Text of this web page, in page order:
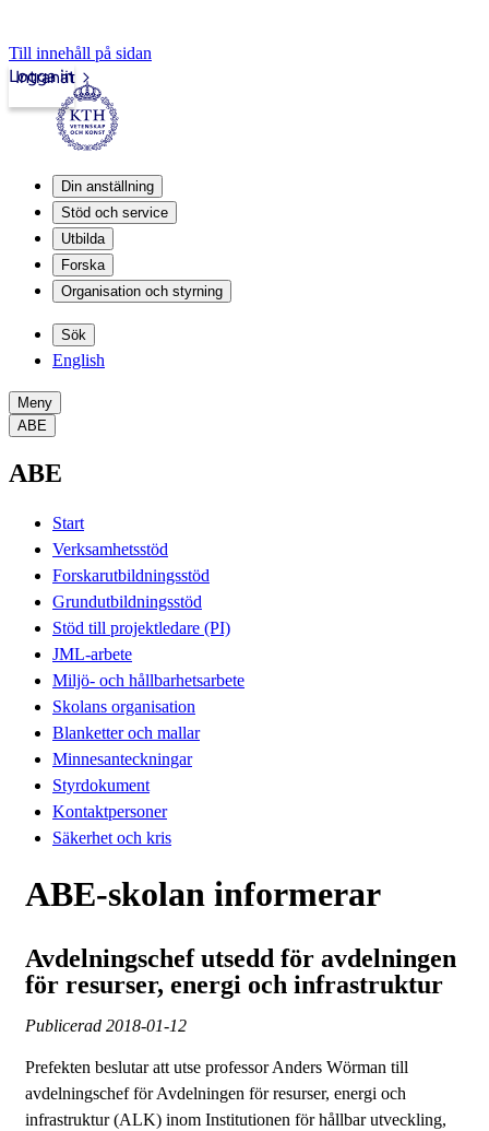
Till innehåll på sidan
Intranät
Logga in
Din anställning
Stöd och service
Utbilda
Forska
Organisation och styrning
Sök
English
Meny
ABE
ABE
Start
Verksamhetsstöd
Forskarutbildningsstöd
Grundutbildningsstöd
Stöd till projektledare (PI)
JML-arbete
Miljö- och hållbarhetsarbete
Skolans organisation
Blanketter och mallar
Minnesanteckningar
Styrdokument
Kontaktpersoner
Säkerhet och kris
ABE-skolan informerar
Avdelningschef utsedd för avdelningen
för resurser, energi och infrastruktur
Publicerad 2018-01-12
Prefekten beslutar att utse professor Anders Wörman till
avdelningschef för Avdelningen för resurser, energi och
infrastruktur (ALK) inom Institutionen för hållbar utveckling,